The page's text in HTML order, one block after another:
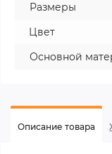
Размеры
Цвет
Основной
Описание товара